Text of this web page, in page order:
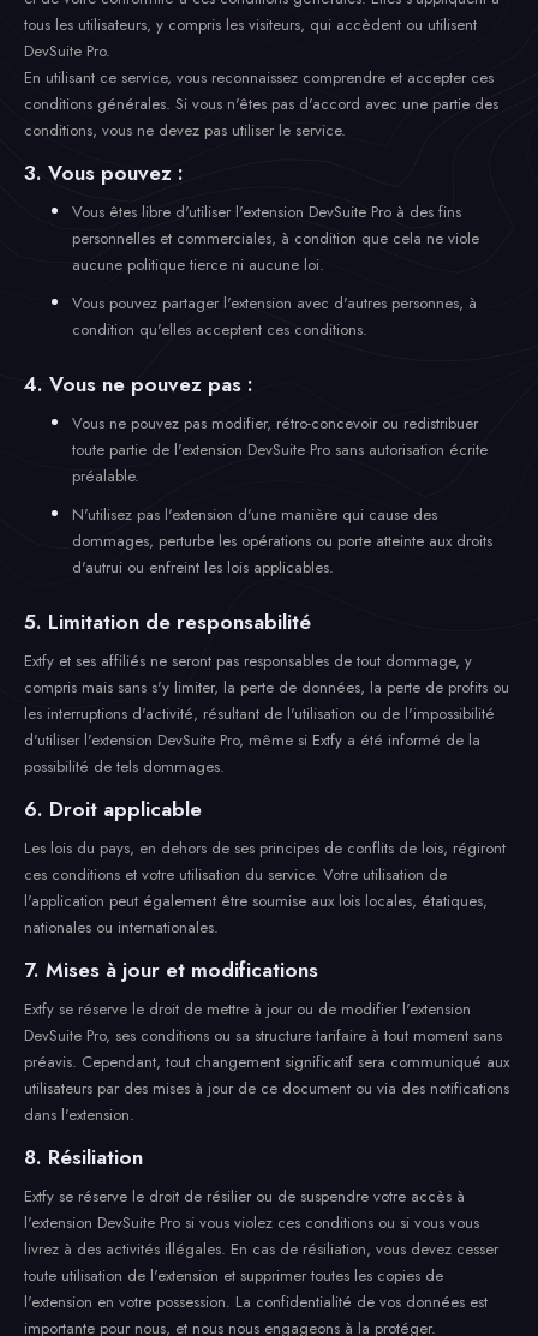
tous les utilisateurs, y compris les visiteurs, qui accèdent ou utilisent
DevSuite Pro.
En utilisant ce service, vous reconnaissez comprendre et accepter ces
conditions générales. Si vous n'êtes pas d'accord avec une partie des
conditions, vous ne devez pas utiliser le service.
3. Vous pouvez :
Vous êtes libre d'utiliser l'extension DevSuite Pro à des fins
personnelles et commerciales, à condition que cela ne viole
aucune politique tierce ni aucune loi.
Vous pouvez partager l'extension avec d'autres personnes, à
condition qu'elles acceptent ces conditions.
4. Vous ne pouvez pas :
Vous ne pouvez pas modifier, rétro-concevoir ou redistribuer
toute partie de l'extension DevSuite Pro sans autorisation écrite
préalable.
N'utilisez pas l'extension d'une manière qui cause des
dommages, perturbe les opérations ou porte atteinte aux droits
d'autrui ou enfreint les lois applicables.
5. Limitation de responsabilité
Extfy et ses affiliés ne seront pas responsables de tout dommage, y
compris mais sans s'y limiter, la perte de données, la perte de profits ou
les interruptions d'activité, résultant de l'utilisation ou de l'impossibilité
d'utiliser l'extension DevSuite Pro, même si Extfy a été informé de la
possibilité de tels dommages.
6. Droit applicable
Les lois du pays, en dehors de ses principes de conflits de lois, régiront
ces conditions et votre utilisation du service. Votre utilisation de
l'application peut également être soumise aux lois locales, étatiques,
nationales ou internationales.
7. Mises à jour et modifications
Extfy se réserve le droit de mettre à jour ou de modifier l'extension
DevSuite Pro, ses conditions ou sa structure tarifaire à tout moment sans
préavis. Cependant, tout changement significatif sera communiqué aux
utilisateurs par des mises à jour de ce document ou via des notifications
dans l'extension.
8. Résiliation
Extfy se réserve le droit de résilier ou de suspendre votre accès à
l'extension DevSuite Pro si vous violez ces conditions ou si vous vous
livrez à des activités illégales. En cas de résiliation, vous devez cesser
toute utilisation de l'extension et supprimer toutes les copies de
l'extension en votre possession. La confidentialité de vos données est
importante pour nous, et nous nous engageons à la protéger.